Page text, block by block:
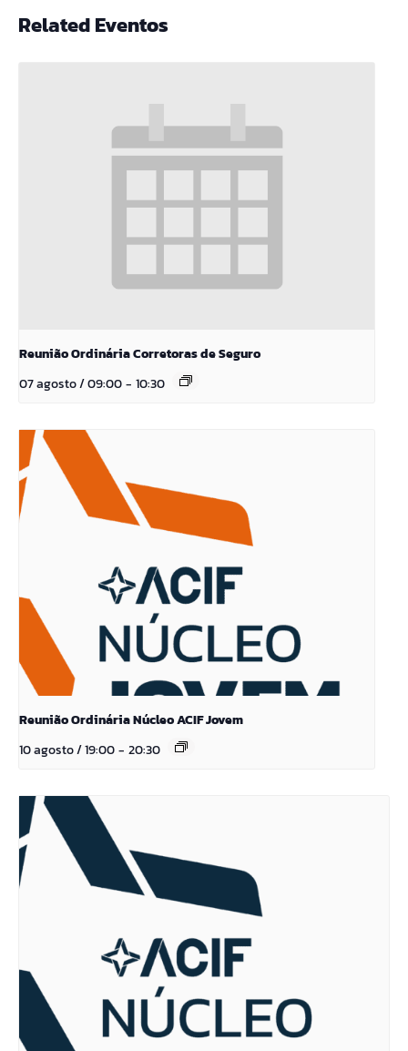
Related Eventos
Reunião Ordinária Corretoras de Seguro
07 agosto / 09:00- 10:30
Reunião Ordinária Núcleo ACIF Jovem
10 agosto / 19:00- 20:30